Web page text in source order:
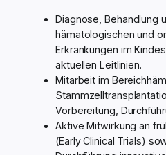
Diagnose, Behandlung
hämatologischen und
Erkrankungen im
aktuellen Leitlinien.
Mitarbeit im
Vorbereitung,
Aktive Mitwirkung an
(Early Clinical Trials)